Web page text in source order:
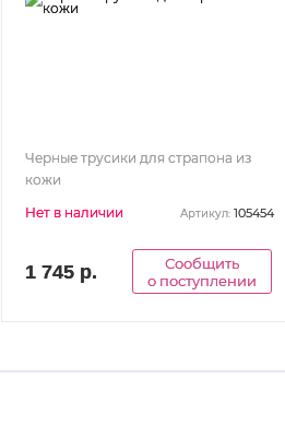
Черные трусики для страпона из
кожи
Нет в наличии
Артикул: 105454
1 745 р.
Сообщить
о поступлении